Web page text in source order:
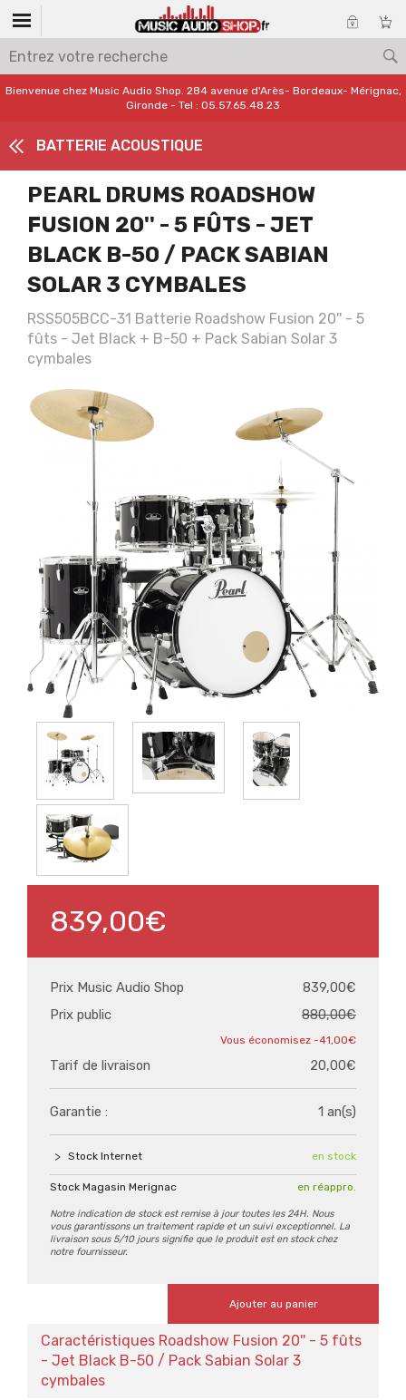
Bienvenue chez Music Audio Shop. 284 avenue d'Arès- Bordeaux- Mérignac,
Gironde - Tel : 05.57.65.48.23
BATTERIE ACOUSTIQUE
PEARL DRUMS ROADSHOW
FUSION 20'' - 5 FÛTS - JET
BLACK B-50 / PACK SABIAN
SOLAR 3 CYMBALES
RSS505BCC-31 Batterie Roadshow Fusion 20'' - 5
fûts - Jet Black + B-50 + Pack Sabian Solar 3
cymbales
839,00€
Prix Music Audio Shop
839,00€
Prix public
880,00€
-41,00€
Tarif de livraison 20,00€
Garantie : 1 an(s)
Stock Internet en stock
Stock Magasin Merignac en réappro.
Notre indication de stock est remise à jour toutes les 24H. Nous
vous garantissons un traitement rapide et un suivi exceptionnel. La
livraison sous 5/10 jours signifie que le produit est en stock chez
notre fournisseur.
Ajouter au panier
Caractéristiques Roadshow Fusion 20'' - 5 fûts
- Jet Black B-50 / Pack Sabian Solar 3
cymbales